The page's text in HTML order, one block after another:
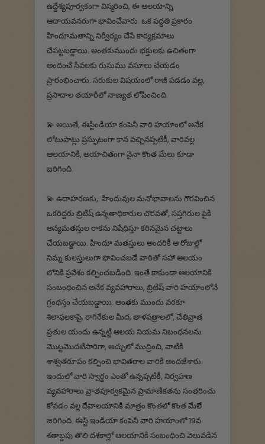
ఉద్దేశ్యపూర్వకంగా విస్మరించి, ఈ ఆలయాన్ని
ఆదాయవనరుగా భావించేవారు. ఒక పద్ధతి ప్రకారం
హిందూమతాన్ని నిర్వీర్యం చేసే కార్యక్రమాలు
చేపట్టబడ్డాయి. అంతకుముందు భక్తులకు ఉచితంగా
అందించే సేవలకు రుసుము వసూలు చేయడం
ప్రారంభించారు. సరుకుల విషయంలో రాజీ పడడం వల్ల,
ప్రసాదాల తయారీలో నాణ్యత లోపించింది.
💫 అయితే, ఈస్టిండియా కంపెనీ వారి హయాంలో అనేక
లోటుపాట్లు ప్రస్ఫుటంగా కాన వచ్చినప్పటికీ, వారివల్ల
ఆలయానికి, అయాచితంగా నైనా కొంత మేలు కూడా
జరిగింది.
💫 ఉదాహరణకు, హిందువుల మనోభావాలను గౌరవించిన
ఒకరిద్దరు బ్రిటిష్ ఉన్నతాధికారుల చొరవతో, సప్తగిరుల పైకి
అన్యమతస్తుల రాకను నిషేధిస్తూ కఠినమైన చట్టాలు
చేయబడ్డాయి. హిందూ మతస్తులు అందరికీ ఆ రోజుల్లో
నిమ్న కులస్తులుగా భావించబడే వారితో సహా ఆలయం
లోనికి ప్రవేశం కల్పించబడింది. ఇంతే కాకుండా ఆలయానికి
సంబంధించిన అనేక వ్యవహారాలు, బ్రిటిష్ వారి హయాంలోనే
గ్రంథస్తం చేయబడ్డాయి. అంతకు ముందు వరకూ
శిలాఫలకాపై, రాగిరేకుల మీద, తాళపత్రాలలో, చేతివ్రాత
ప్రతుల యందు ఉన్నట్టి ఆలయ నియమ నిబంధనలను
మొట్టమొదటిసారిగా, అచ్చులో ముద్రించి, వాటికి
శాశ్వతరూపం కల్పించి భావితరాల వారికి అందజేశారు.
ఇందులో వారి స్వార్థం ఎంతో ఉన్నప్పటికీ, నిర్వహణ
వ్యవహారాలు వ్రాతపూర్వకమైన ప్రామాణికతను సంతరించు
కోవడం వల్ల దేవాలయానికి మాత్రం కొంతలో కొంత మేలే
జరిగింది. ఈస్ట్ ఇండియా కంపెనీ వారి హయాంలో 19వ
శతాబ్దపు తొలి దశకాల్లో ఆలయానికి సంబంధించి వెలువడిన